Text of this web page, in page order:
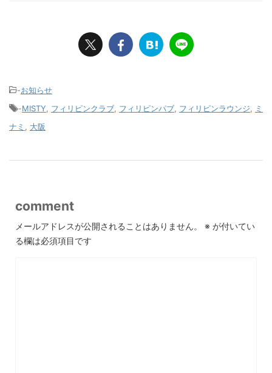
-お知らせ
-MISTY フィリピンクラブ フィリピンパブ フィリピンラウンジ
ミ
ナミ
大阪
comment
メールアドレスが公開されることはありません。 ※ が付いてい
る欄は必須項目です